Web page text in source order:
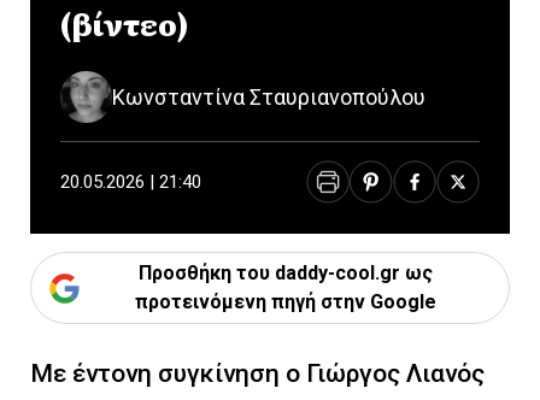
(βίντεο)
Κωνσταντίνα Σταυριανοπούλου
20.05.2026 | 21:40
Προσθήκη του daddy-cool.gr ως
προτεινόμενη πηγή στην Google
Με έντονη συγκίνηση ο Γιώργος Λιανός